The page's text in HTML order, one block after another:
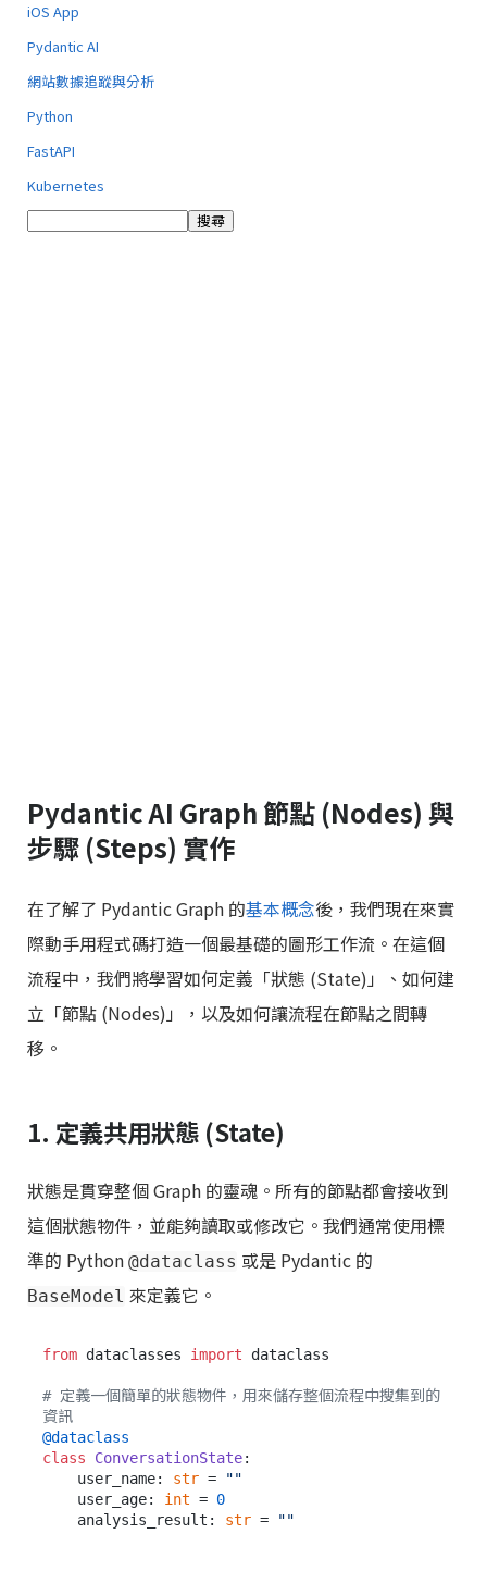
iOS App
Pydantic AI
網站數據追蹤與分析
Python
FastAPI
Kubernetes
Pydantic AI Graph 節點 (Nodes) 與
步驟 (Steps) 實作
在了解了 Pydantic Graph 的基本概念後，我們現在來實
際動手用程式碼打造一個最基礎的圖形工作流。在這個
流程中，我們將學習如何定義「狀態 (State)」、如何建
立「節點 (Nodes)」，以及如何讓流程在節點之間轉
移。
1. 定義共用狀態 (State)
狀態是貫穿整個 Graph 的靈魂。所有的節點都會接收到
這個狀態物件，並能夠讀取或修改它。我們通常使用標
準的 Python @dataclass 或是 Pydantic 的
BaseModel 來定義它。
from dataclasses import dataclass
# 定義一個簡單的狀態物件，用來儲存整個流程中搜集到的
資訊
@dataclass
class
ConversationState:
    user_name:
str =
""
    user_age:
int = 0
    analysis_result:
str = ""